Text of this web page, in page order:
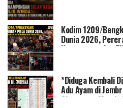
Kodim 1209/
Dunia 2026,
Kemanunggalan
*Diduga Kembali
Adu Ayam di
Siapa yang